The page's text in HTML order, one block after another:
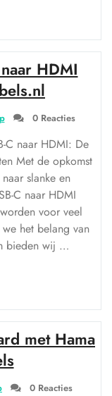
HDMI
0 Reacties
C naar HDMI: De
Met de opkomst
slanke en
C naar HDMI
voor veel
het belang van
bieden wij …
met Hama
0 Reacties